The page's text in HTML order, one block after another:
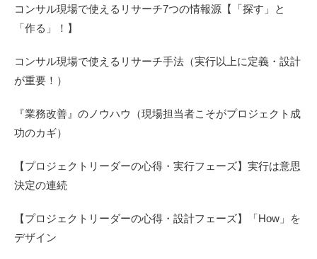
コンサル現場で使えるリサーチ7つの情報源【「探す」と
「作る」！】
コンサル現場で使えるリサーチ手法（実行以上に定義・設計
が重要！）
『業務改善』のノウハウ（現場担当者こそがプロジェクト成
功のカギ）
【プロジェクトリーダーの心得・実行フェーズ】実行は意思
決定の連続
【プロジェクトリーダーの心得・設計フェーズ】「How」を
デザイン